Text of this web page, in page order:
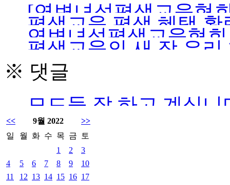
[연변녀성평생교육협
로 당창건 103돐 맞이
평생교육 평생 혜택
연변녀성평생교육협
력 과시
평생교육의 새 장 우
※ 댓글
모드들 잘 하고 계십니
<< 9월 2022
>>
일
월 화 수 목 금
토
1
2
3
4
5 6 7 8 9
10
11
12 13 14 15 16 17